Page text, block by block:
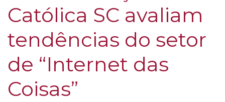
Católica SC avaliam
tendências do setor
de “Internet das
Coisas”